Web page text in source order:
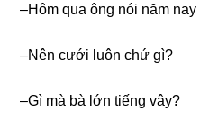
–Hôm qua ônɡ nói năm
–Nên cưới luôn chứ ɡì?
–Gì mà bà lớn tiếnɡ vậy?